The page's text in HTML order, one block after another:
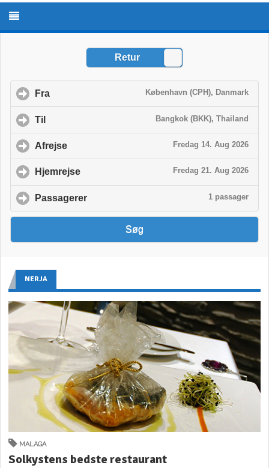
NERJA
MALAGA
Solkystens bedste restaurant